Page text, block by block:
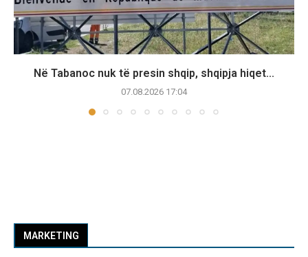
Në Tabanoc nuk të presin shqip, shqipja hiqet...
07.08.2026 17:04
MARKETING